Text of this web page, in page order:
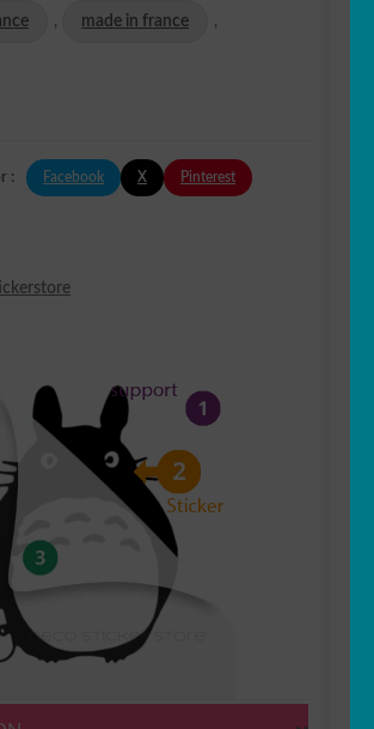
, made in france ,
: Facebook X Pinterest